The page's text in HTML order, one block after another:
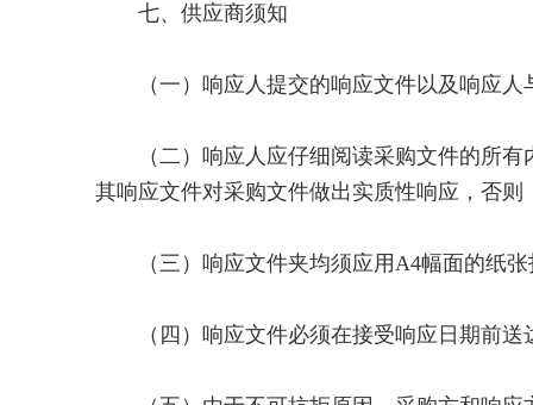
七、供应商须知
（一）响应人提交的响应文件以及响应人
（二）响应人应仔细阅读采购文件的所有
其响应文件对采购文件做出实质性响应，否则
（三）响应文件夹均须应用A4幅面的纸张
（四）响应文件必须在接受响应日期前送